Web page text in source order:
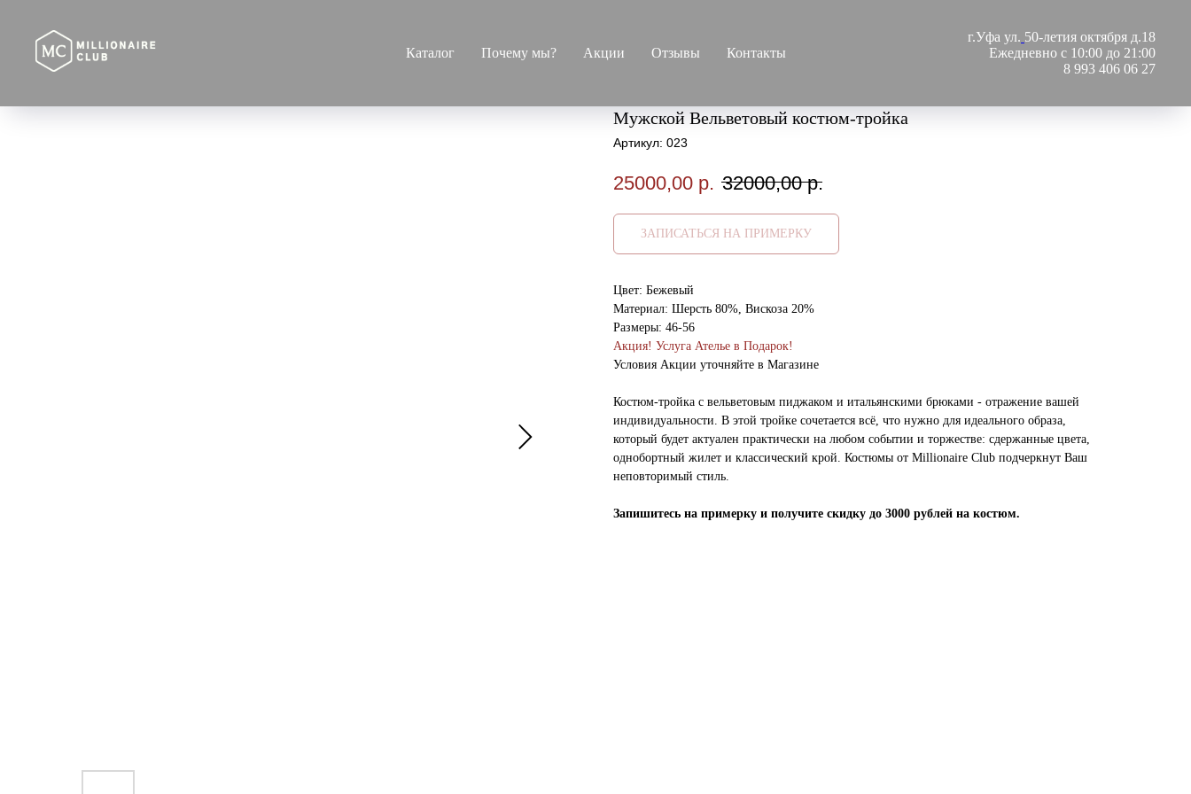
Каталог Почему мы? Акции Отзывы Контакты
г.Уфа ул. 50-летия октября д.18
Ежедневно с 10:00 до 21:00
8 993 406 06 27
Мужской Вельветовый костюм-тройка
Артикул: 023
25000,00 р. 32000,00 р.
ЗАПИСАТЬСЯ НА ПРИМЕРКУ
Цвет: Бежевый
Материал: Шерсть 80%, Вискоза 20%
Размеры: 46-56
Акция! Услуга Ателье в Подарок!
Условия Акции уточняйте в Магазине
Костюм-тройка с вельветовым пиджаком и итальянскими брюками - отражение вашей
индивидуальности. В этой тройке сочетается всё, что нужно для идеального образа,
который будет актуален практически на любом событии и торжестве: сдержанные цвета,
однобортный жилет и классический крой. Костюмы от Millionaire Club подчеркнут Ваш
неповторимый стиль.
Запишитесь на примерку и получите скидку до 3000 рублей на костюм.